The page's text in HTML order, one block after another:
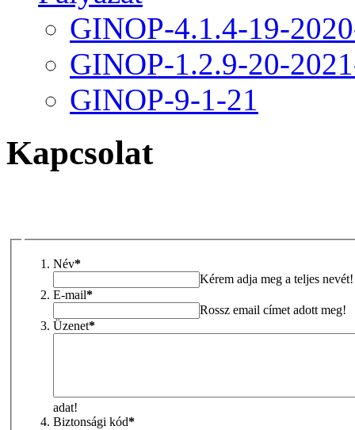
GINOP-4.1.4-19-
GINOP-1.2.9-20-
GINOP-9-1-21
Kapcsolat
Név*
Kérem adja meg a teljes nevét!
E-mail*
Rossz email címet adott meg!
Üzenet*
adat!
Biztonsági kód*